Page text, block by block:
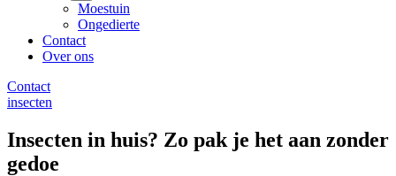
Moestuin
Ongedierte
Contact
Over ons
Contact
insecten
Insecten in huis? Zo pak je het aan zonder
gedoe